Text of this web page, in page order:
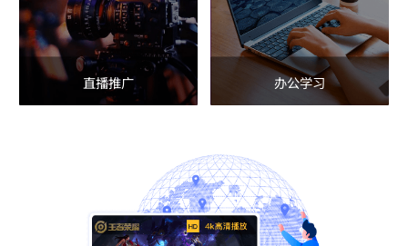
直播推广 办公学习